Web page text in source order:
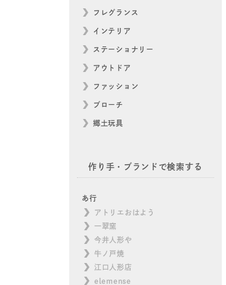
フレグランス
インテリア
ステーショナリー
アウトドア
ファッション
ブローチ
郷土玩具
作り手・ブランドで検索する
あ行
アトリエおはよう
一翠窯
今井人形や
牛ノ戸焼
江口人形店
elemense